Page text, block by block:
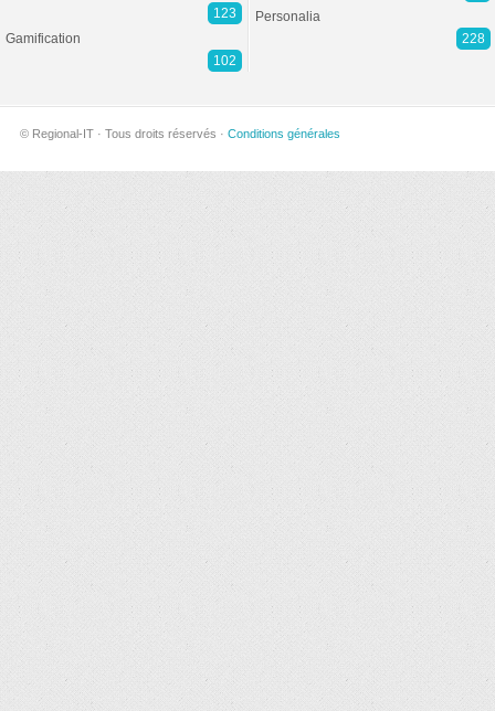
123
Gamification
102
Personalia
228
© Regional-IT · Tous droits réservés · Conditions générales